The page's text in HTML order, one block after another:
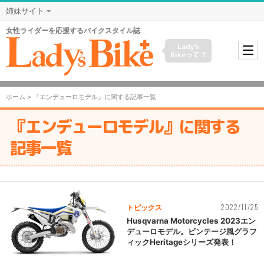
姉妹サイト
女性ライダーを応援するバイクスタイル誌
Lady's
Bikeって？
ホーム > 『エンデューロモデル』に関する記事一覧
『エンデューロモデル』に関する
記事一覧
トピックス 2022/11/25
Husqvarna Motorcycles 2023エン
デューロモデル。ビンテージ風グラフ
ィックHeritageシリーズ発表！